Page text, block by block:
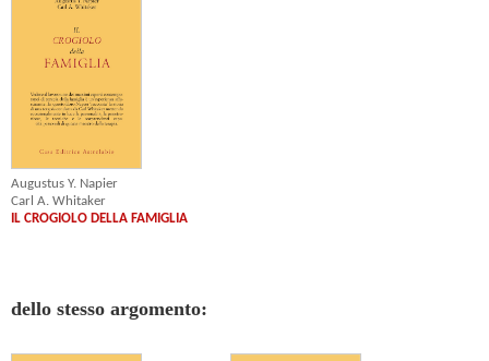
Augustus Y. Napier
Carl A. Whitaker
IL CROGIOLO DELLA FAMIGLIA
dello stesso argomento: